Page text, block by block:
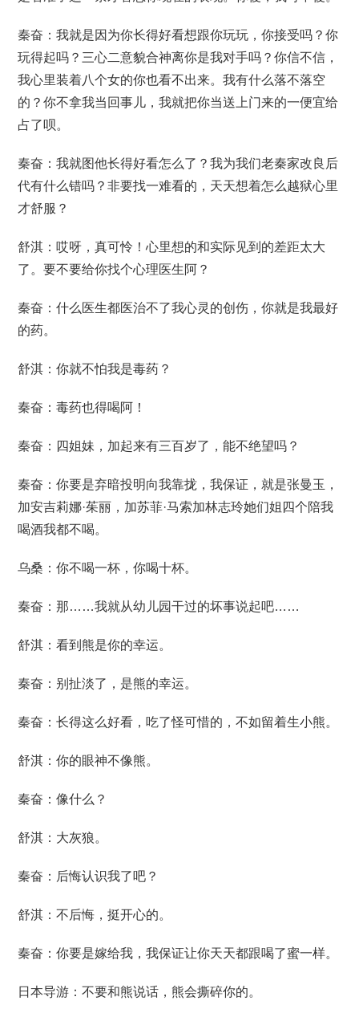
秦奋：我就是因为你长得好看想跟你玩玩，你接受吗？你
玩得起吗？三心二意貌合神离你是我对手吗？你信不信，
我心里装着八个女的你也看不出来。我有什么落不落空
的？你不拿我当回事儿，我就把你当送上门来的一便宜给
占了呗。
秦奋：我就图他长得好看怎么了？我为我们老秦家改良后
代有什么错吗？非要找一难看的，天天想着怎么越狱心里
才舒服？
舒淇：哎呀，真可怜！心里想的和实际见到的差距太大
了。要不要给你找个心理医生阿？
秦奋：什么医生都医治不了我心灵的创伤，你就是我最好
的药。
舒淇：你就不怕我是毒药？
秦奋：毒药也得喝阿！
秦奋：四姐妹，加起来有三百岁了，能不绝望吗？
秦奋：你要是弃暗投明向我靠拢，我保证，就是张曼玉，
加安吉莉娜·茱丽，加苏菲·马索加林志玲她们姐四个陪我
喝酒我都不喝。
乌桑：你不喝一杯，你喝十杯。
秦奋：那……我就从幼儿园干过的坏事说起吧……
舒淇：看到熊是你的幸运。
秦奋：别扯淡了，是熊的幸运。
秦奋：长得这么好看，吃了怪可惜的，不如留着生小熊。
舒淇：你的眼神不像熊。
秦奋：像什么？
舒淇：大灰狼。
秦奋：后悔认识我了吧？
舒淇：不后悔，挺开心的。
秦奋：你要是嫁给我，我保证让你天天都跟喝了蜜一样。
日本导游：不要和熊说话，熊会撕碎你的。